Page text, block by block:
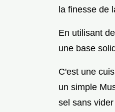
la finesse de
En utilisant
une base
C'est une
un simple
sel sans